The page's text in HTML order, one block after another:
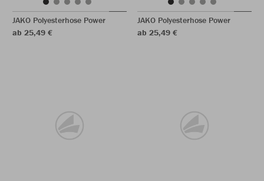
JAKO Polyesterhose Power
ab 25,49 €
JAKO Polyesterhose Power
ab 25,49 €